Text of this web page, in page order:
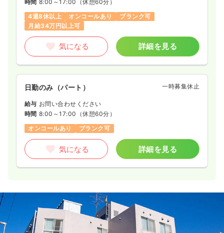
時間 8:00～17:00 （休憩60分）
4週8休以上
オンコールあり
ブランク可
月給34万円以上可
気になる 詳細を見る
日勤のみ（パート） 一時募集休止
給与 お問い合わせください
時間 8:00～17:00 （休憩60分）
オンコールあり
ブランク可
気になる 詳細を見る